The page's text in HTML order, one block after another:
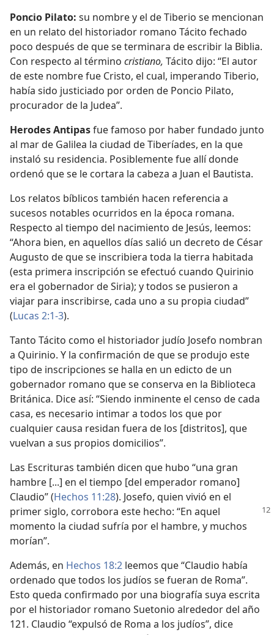
Poncio Pilato: su nombre y el de Tiberio se mencionan
en un relato del historiador romano Tácito fechado
poco después de que se terminara de escribir la Biblia.
Con respecto al término cristiano, Tácito dijo: “El autor
de este nombre fue Cristo, el cual, imperando Tiberio,
había sido justiciado por orden de Poncio Pilato,
procurador de la Judea”.
Herodes Antipasfue famoso por haber fundado junto
al mar de Galilea la ciudad de Tiberíades, en la que
instaló su residencia. Posiblemente fue allí donde
ordenó que se le cortara la cabeza a Juan el Bautista.
Los relatos bíblicos también hacen referencia a
sucesos notables ocurridos en la época romana.
Respecto al tiempo del nacimiento de Jesús, leemos:
“Ahora bien, en aquellos días salió un decreto de César
Augusto de que se inscribiera toda la tierra habitada
(esta primera inscripción se efectuó cuando Quirinio
era el gobernador de Siria); y todos se pusieron a
viajar para inscribirse, cada uno a su propia ciudad”
(Lucas 2:1-3).
Tanto Tácito como el historiador judío Josefo nombran
a Quirinio. Y la confirmación de que se produjo este
tipo de inscripciones se halla en un edicto de un
gobernador romano que se conserva en la Biblioteca
Británica. Dice así: “Siendo inminente el censo de cada
casa, es necesario intimar a todos los que por
cualquier causa residan fuera de los [distritos], que
vuelvan a sus propios domicilios”.
Las Escrituras también dicen que hubo “una gran
hambre [...] en el tiempo [del emperador romano]
Claudio” (Hechos 11:28). Josefo, quien vivió en el
primer siglo, corrobora este hecho: “En aquel
momento la ciudad sufría por el hambre, y muchos
morían”.
Además, en Hechos 18:2 leemos que “Claudio había
ordenado que todos los judíos se fueran de Roma”.
Esto queda confirmado por una biografía suya escrita
por el historiador romano Suetonio alrededor del año
121. Claudio “expulsó de Roma a los judíos”, dice